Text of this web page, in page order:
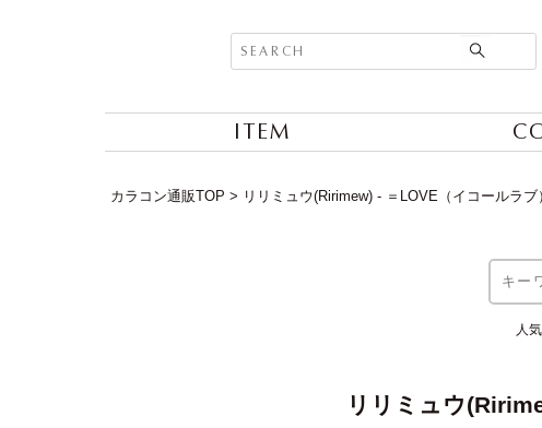
ITEM
カラコン通販TOP リリミュウ(Ririmew) - ＝LOVE（イコールラブ
人
リリミュウ